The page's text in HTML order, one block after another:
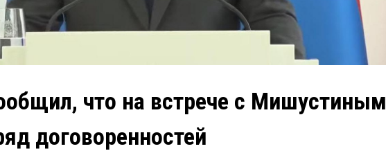
что на встрече с Мишустиным
договоренностей